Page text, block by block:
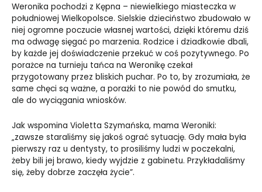
Weronika pochodzi z Kępna – niewielkiego miasteczka w
południowej Wielkopolsce. Sielskie dzieciństwo zbudowało w
niej ogromne poczucie własnej wartości, dzięki któremu dziś
ma odwagę sięgać po marzenia. Rodzice i dziadkowie dbali,
by każde jej doświadczenie przekuć w coś pozytywnego. Po
porażce na turnieju tańca na Weronikę czekał
przygotowany przez bliskich puchar. Po to, by zrozumiała, że
same chęci są ważne, a porażki to nie powód do smutku,
ale do wyciągania wniosków.
Jak wspomina Violetta Szymańska, mama Weroniki:
„zawsze staraliśmy się jakoś ograć sytuację. Gdy mała była
pierwszy raz u dentysty, to prosiliśmy ludzi w poczekalni,
żeby bili jej brawo, kiedy wyjdzie z gabinetu. Przykładaliśmy
się, żeby dobrze zaczęła życie”.